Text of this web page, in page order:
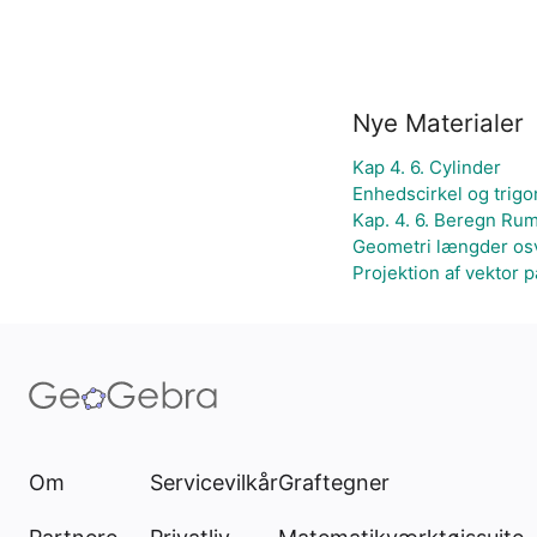
Nye Materialer
Kap 4. 6. Cylinder
Enhedscirkel og
Kap. 4. 6. Beregn
Geometri længder
Projektion af vektor
Om ServicevilkårGraftegner